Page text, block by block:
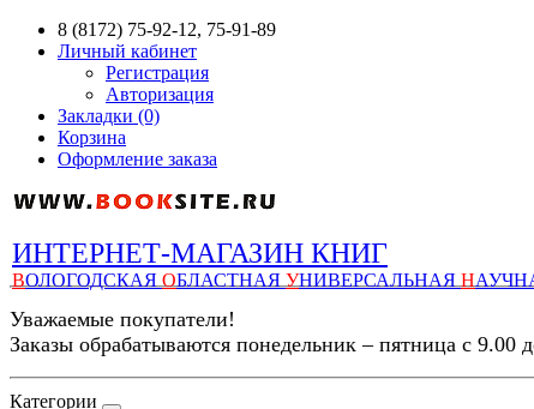
8 (8172) 75-92-12, 75-91-89
Личный кабинет
Регистрация
Авторизация
Закладки (0)
Корзина
Оформление заказа
ИНТЕРНЕТ-МАГАЗИН КНИГ
ВОЛОГОДСКАЯ ОБЛАСТНАЯ УНИВЕРСАЛЬНАЯ Н
Уважаемые покупатели!
Заказы обрабатываются понедельник – пятница с 9.00
Категории